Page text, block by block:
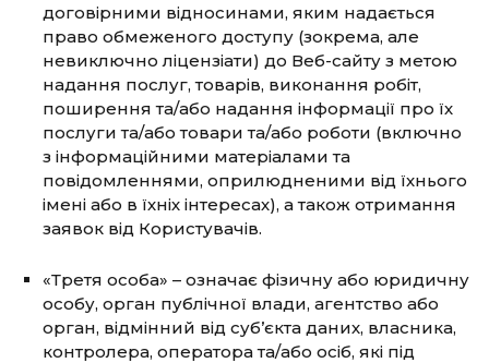
договірними відносинами, яким надається
право обмеженого доступу (зокрема, але
невиключно ліцензіати) до Веб-сайту з метою
надання послуг, товарів, виконання робіт,
поширення та/або надання інформації про їх
послуги та/або товари та/або роботи (включно
з інформаційними матеріалами та
повідомленнями, оприлюдненими від їхнього
імені або в їхніх інтересах), а також отримання
заявок від Користувачів.
«Третя особа» – означає фізичну або юридичну
особу, орган публічної влади, агентство або
орган, відмінний від суб’єкта даних, власника,
контролера, оператора та/або осіб, які під